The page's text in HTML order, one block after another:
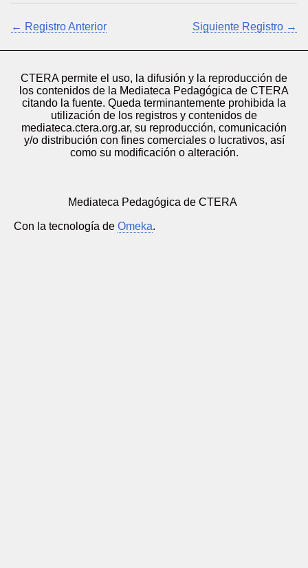
← Registro Anterior Siguiente Registro →
CTERA permite el uso, la difusión y la reproducción de
los contenidos de la Mediateca Pedagógica de CTERA
citando la fuente. Queda terminantemente prohibida la
utilización de los registros y contenidos de
mediateca.ctera.org.ar, su reproducción, comunicación
y/o distribución con fines comerciales o lucrativos, así
como su modificación o alteración.
Mediateca Pedagógica de CTERA
Con la tecnología de Omeka.